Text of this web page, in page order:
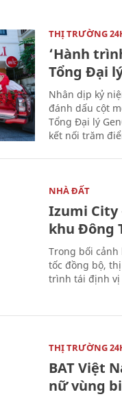
THỊ TRƯỜNG
‘Hành
Tổng Đại
Nhân dịp kỷ
đánh dấu cột
Tổng Đại lý
kết nối trăm
NHÀ ĐẤT
Izumi City
khu Đông
Trong bối cảnh
tốc đồng bộ,
trình tái định vị
THỊ TRƯỜNG
BAT Việt
nữ vùng